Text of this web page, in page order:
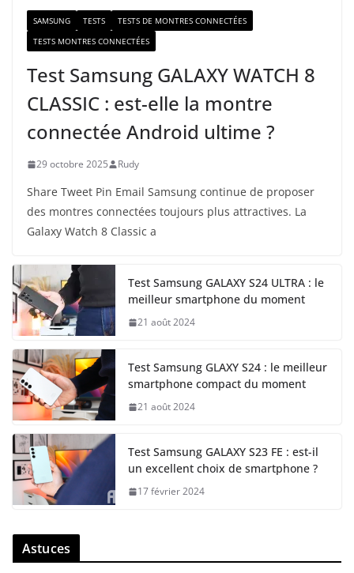
SAMSUNG TESTS
TESTS DE MONTRES CONNECTÉES
TESTS MONTRES CONNECTÉES
Test Samsung GALAXY WATCH 8
CLASSIC : est-elle la montre
connectée Android ultime ?
29 octobre 2025 Rudy
Share Tweet Pin Email Samsung continue de proposer
des montres connectées toujours plus attractives. La
Galaxy Watch 8 Classic a
Test Samsung GALAXY S24 ULTRA : le
meilleur smartphone du moment
21 août 2024
Test Samsung GLAXY S24 : le meilleur
smartphone compact du moment
21 août 2024
Test Samsung GALAXY S23 FE : est-il
un excellent choix de smartphone ?
17 février 2024
Astuces